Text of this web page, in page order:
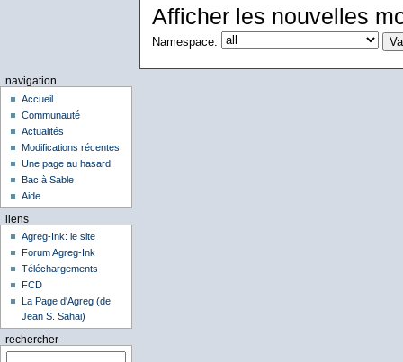
Afficher les nouvelles
Namespace:
navigation
Accueil
Communauté
Actualités
Modifications récentes
Une page au hasard
Bac à Sable
Aide
liens
Agreg-Ink: le site
Forum Agreg-Ink
Téléchargements
FCD
La Page d'Agreg (de
Jean S. Sahai)
rechercher